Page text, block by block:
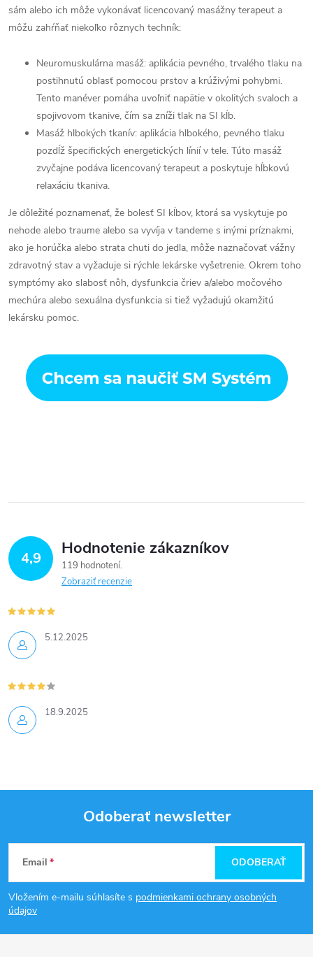
sám alebo ich môže vykonávať licencovaný masážny terapeut a
môžu zahŕňať niekoľko rôznych techník:
Neuromuskulárna masáž: aplikácia pevného, trvalého tlaku na
postihnutú oblasť pomocou prstov a krúživými pohybmi.
Tento manéver pomáha uvoľniť napätie v okolitých svaloch a
spojivovom tkanive, čím sa zníži tlak na SI kĺb.
Masáž hlbokých tkanív: aplikácia hlbokého, pevného tlaku
pozdĺž špecifických energetických línií v tele. Túto masáž
zvyčajne podáva licencovaný terapeut a poskytuje hĺbkovú
relaxáciu tkaniva.
Je dôležité poznamenať, že bolesť SI kĺbov, ktorá sa vyskytuje po
nehode alebo traume alebo sa vyvíja v tandeme s inými príznakmi,
ako je horúčka alebo strata chuti do jedla, môže naznačovať vážny
zdravotný stav a vyžaduje si rýchle lekárske vyšetrenie. Okrem toho
symptómy ako slabosť nôh, dysfunkcia čriev a/alebo močového
mechúra alebo sexuálna dysfunkcia si tiež vyžadujú okamžitú
lekársku pomoc.
4,9 Hodnotenie zákazníkov
119 hodnotení
Zobraziť recenzie
5.12.2025
18.9.2025
Z
á
p
Odoberať newsletter
Email
Vložením e-mailu súhlasíte s podmienkami ochrany osobných
údajov
ODOBERAŤ